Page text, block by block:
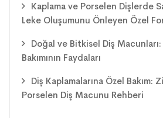
Kaplama ve Porselen Dişlerde
Leke Oluşumunu Önleyen Özel
Doğal ve Bitkisel Diş Macunları:
Bakımının Faydaları
Diş Kaplamalarına Özel Bakım:
Porselen Diş Macunu Rehberi